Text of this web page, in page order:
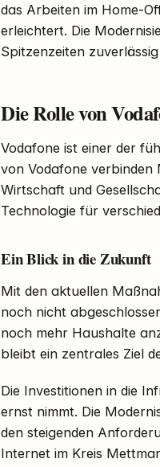
das Arbeiten im Home-
erleichtert. Die
Spitzenzeiten
Die Rolle von
Vodafone ist einer der
von Vodafone verbinden
Wirtschaft und
Technologie für
Ein Blick in die Zukunft
Mit den aktuellen
noch nicht
noch mehr Haushalte
bleibt ein zentrales Ziel
Die Investitionen in die
ernst nimmt. Die
den steigenden
Internet im Kreis